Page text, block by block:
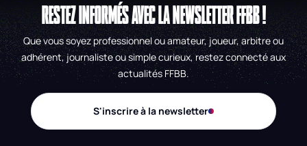
RESTEZ INFORMÉS AVEC LA NEWSLETTER FFBB !
Que vous soyez professionnel ou amateur, joueur, arbitre ou
adhérent, journaliste ou simple curieux, restez connecté aux
actualités FFBB.
S'inscrire à la newsletter